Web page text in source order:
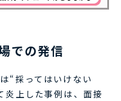
での発信
“採ってはいけない
炎上した事例は、面接